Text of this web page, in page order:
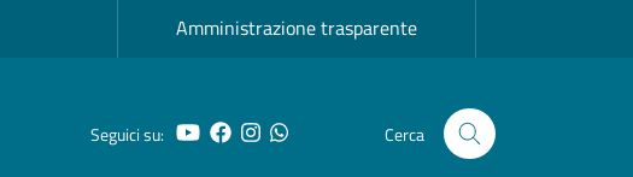
Amministrazione trasparente
Seguici su: YouTube
Facebook
Instagram
Whatsapp Cerca